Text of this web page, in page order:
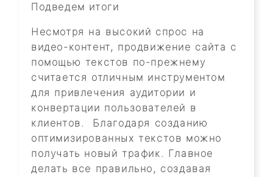
Подведем итоги
Несмотря на высокий спрос на
видео-контент, продвижение сайта с
помощью текстов по-прежнему
считается отличным инструментом
для привлечения аудитории и
конвертации пользователей в
клиентов. Благодаря созданию
оптимизированных текстов можно
получать новый трафик. Главное
делать все правильно, создавая